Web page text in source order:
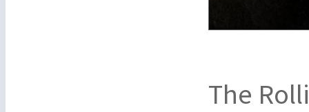
The